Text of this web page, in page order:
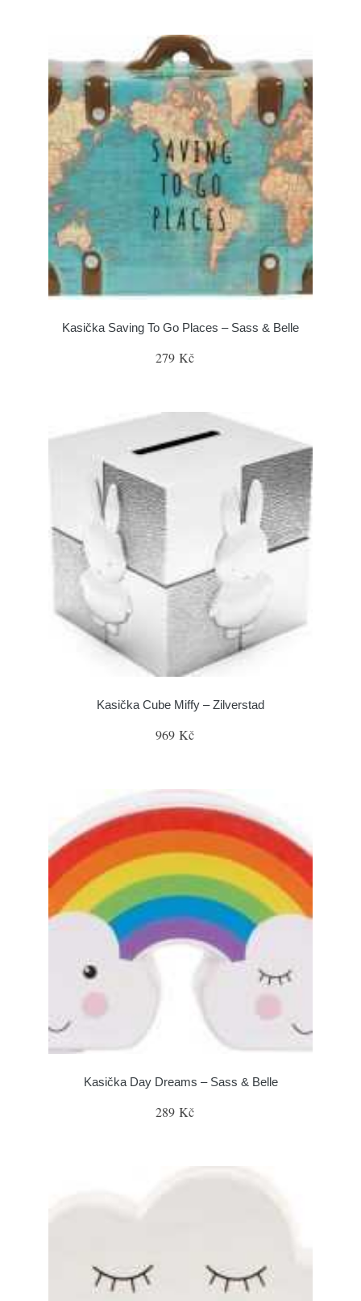
Kasička Saving To Go Places – Sass & Belle
279 Kč
Kasička Cube Miffy – Zilverstad
969 Kč
Kasička Day Dreams – Sass & Belle
289 Kč